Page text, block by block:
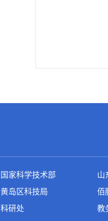
国家科学技术部
山
黄岛区科技局
佰
科研处 教